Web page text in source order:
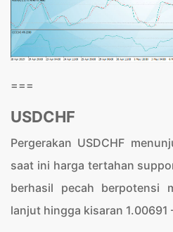
===
USDCHF
Pergerakan USDCHF
saat ini harga tertahan
berhasil pecah berpotensi
lanjut hingga kisaran 1.00691